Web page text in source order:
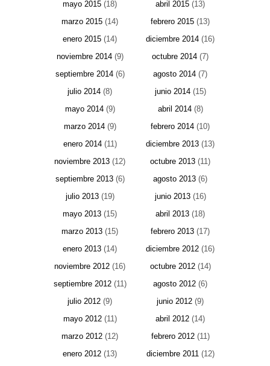
mayo 2015 (18) abril 2015 (13)
marzo 2015 (14) febrero 2015 (13)
enero 2015 (14) diciembre 2014 (16)
noviembre 2014(9) octubre 2014 (7)
septiembre 2014(6) agosto 2014 (7)
julio 2014 (8) junio 2014(15)
mayo 2014(9) abril 2014(8)
marzo 2014(9) febrero 2014 (10)
enero 2014(11) diciembre 2013 (13)
noviembre 2013 (12) octubre 2013 (11)
septiembre 2013(6) agosto 2013 (6)
julio 2013(19) junio 2013(16)
mayo 2013 (15) abril 2013 (18)
marzo 2013 (15) febrero 2013 (17)
enero 2013 (14) diciembre 2012 (16)
noviembre 2012 (16) octubre 2012(14)
septiembre 2012(11) agosto 2012 (6)
julio 2012 (9) junio 2012 (9)
mayo 2012(11) abril 2012 (14)
marzo 2012 (12) febrero 2012(11)
enero 2012 (13) diciembre 2011(12)